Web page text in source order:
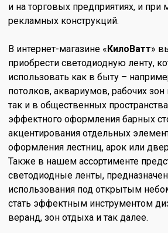
и на торговых предприятиях, и при
рекламных конструкций.
В интернет-магазине «КилоВатт»
приобрести светодиодную ленту,
использовать как в быту –
потолков, аквариумов, рабочих
так и в общественных
эффектного оформления барных
акцентирования отдельных
оформления лестниц, арок или
Также в нашем ассортименте
светодиодные ленты,
использования под открытым
стать эффектным инструментом
веранд, зон отдыха и так далее.